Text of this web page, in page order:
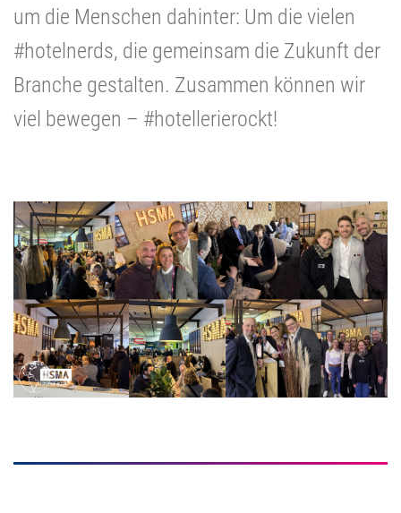
um die Menschen dahinter: Um die vielen
#hotelnerds, die gemeinsam die Zukunft der
Branche gestalten. Zusammen können wir
viel bewegen – #hotellerierockt!